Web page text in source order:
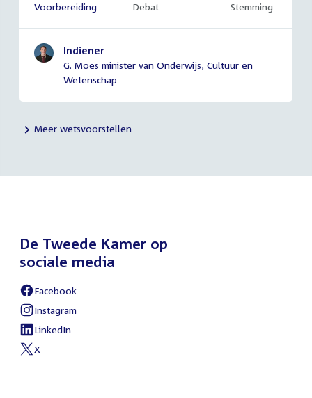
Voltooid:
Voorbereiding Onvoltooid:
Debat Onvoltooid:
Stemming
Indiener
G. Moes minister van Onderwijs, Cultuur en
Wetenschap
Meer wetsvoorstellen
De Tweede Kamer op
sociale media
External
link:
Facebook
External
link:
Instagram
External
link:
LinkedIn
External
X